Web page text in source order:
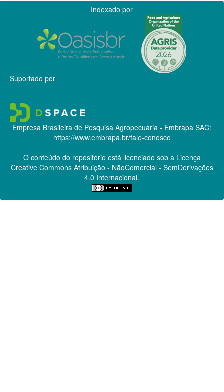
Indexado por
Suportado por
Empresa Brasileira de Pesquisa Agropecuária - Embrapa SAC:
https://www.embrapa.br/fale-conosco
O conteúdo do repositório está licenciado sob a Licença
Creative CommonsAtribuição - NãoComercial - SemDerivações
4.0 Internacional.